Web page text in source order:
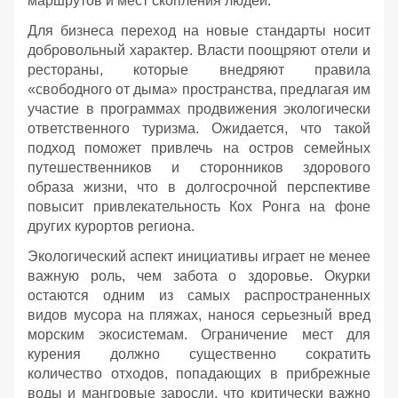
Для бизнеса переход на новые стандарты носит
добровольный характер. Власти поощряют отели и
рестораны, которые внедряют правила
«свободного от дыма» пространства, предлагая им
участие в программах продвижения экологически
ответственного туризма. Ожидается, что такой
подход поможет привлечь на остров семейных
путешественников и сторонников здорового
образа жизни, что в долгосрочной перспективе
повысит привлекательность Кох Ронга на фоне
других курортов региона.
Экологический аспект инициативы играет не менее
важную роль, чем забота о здоровье. Окурки
остаются одним из самых распространенных
видов мусора на пляжах, нанося серьезный вред
морским экосистемам. Ограничение мест для
курения должно существенно сократить
количество отходов, попадающих в прибрежные
воды и мангровые заросли, что критически важно